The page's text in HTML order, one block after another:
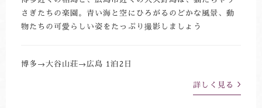
さぎたちの楽園。青い海と空にひろがるのどかな風景、動
物たちの可愛らしい姿をたっぷり撮影しましょう
博多→大谷山荘→広島 1泊2日
詳しく見る